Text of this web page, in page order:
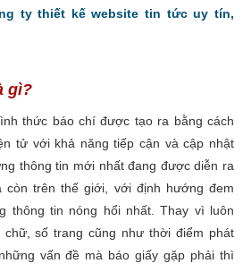
ty thiết kế website tin tức uy tín,
gì?
thức báo chí được tạo ra bằng cách
tử với khả năng tiếp cận và cập nhật
thông tin mới nhất đang được diễn ra
còn trên thế giới, với định hướng đem
thông tin nóng hổi nhất. Thay vì luôn
số trang cũng như thời điểm phát
vấn đề mà báo giấy gặp phải thì